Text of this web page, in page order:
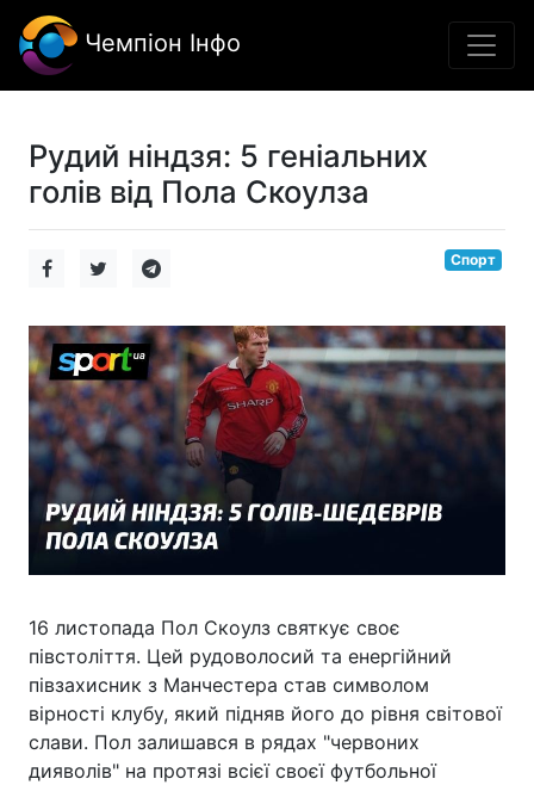
Чемпіон Інфо
Рудий ніндзя: 5 геніальних
голів від Пола Скоулза
Спорт
16 листопада Пол Скоулз святкує своє
півстоліття. Цей рудоволосий та енергійний
півзахисник з Манчестера став символом
вірності клубу, який підняв його до рівня світової
слави. Пол залишався в рядах "червоних
дияволів" на протязі всієї своєї футбольної